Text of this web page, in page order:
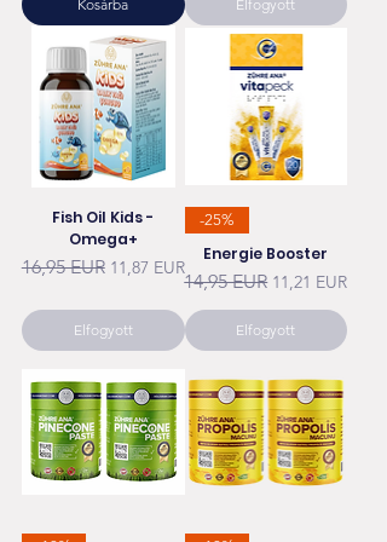
Kosárba Elfogyott
Fish Oil Kids -
Omega+
Szokásos ár
16,95 EUR Akciós ár
11,87 EUR
Elfogyott
-25%
Energie Booster
Szokásos ár
14,95 EUR Akciós ár
11,21 EUR
Elfogyott